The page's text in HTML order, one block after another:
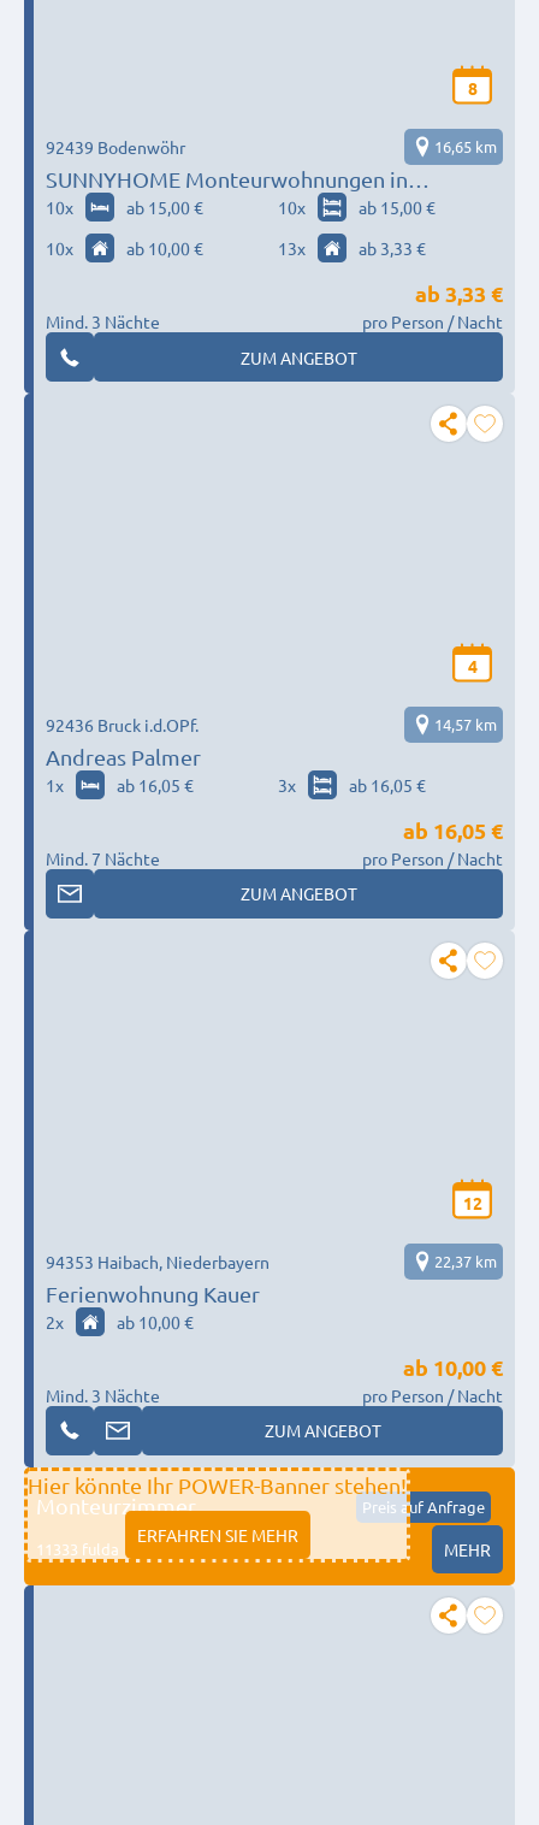
8
SUNNYHOME Monteurwohnungen in
Bodenwöhr (ID 201)
92439 Bodenwöhr 16,65 km
10x ab 15,00 € 10x
ab 15,00 €
10x ab 10,00 € 13x ab 3,33 €
Mind. 3 Nächte
ab 3,33 €
pro Person / Nacht
ZUM ANGEBOT
4
Andreas Palmer
92436 Bruck i.d.OPf. 14,57 km
1x ab 16,05 € 3x ab 16,05 €
Mind. 7 Nächte
ab 16,05 €
pro Person / Nacht
ZUM ANGEBOT
12
Ferienwohnung Kauer
94353 Haibach, Niederbayern 22,37 km
2x ab 10,00 €
Mind. 3 Nächte
ab 10,00 €
pro Person / Nacht
ZUM ANGEBOT
Hier könnte Ihr POWER-Banner stehen!
ERFAHREN SIE MEHR
Monteurzimmer Preis auf Anfrage
11333 fulda MEHR